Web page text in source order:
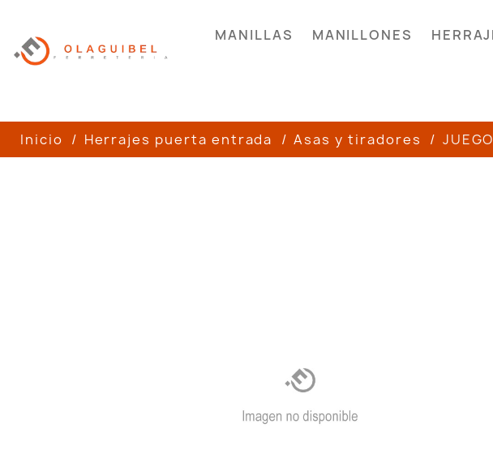
MANILLAS MANILLONES
Inicio Herrajes puerta entrada Asas y tiradores